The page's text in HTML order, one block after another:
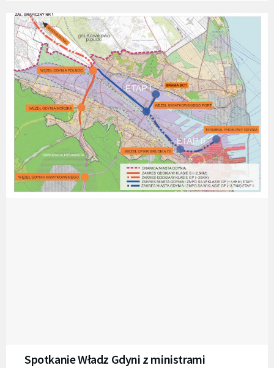
Spotkanie Władz Gdyni z ministrami